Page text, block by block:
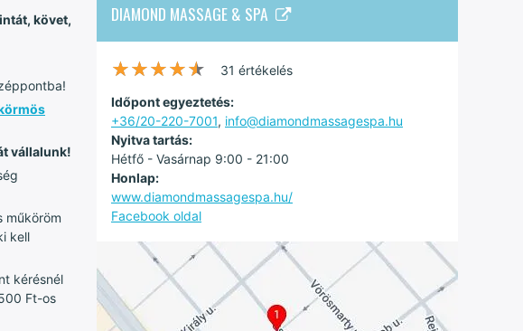
követ,
vállalunk!
műköröm
kell
kérésnél
Ft-os
DIAMOND MASSAGE & SPA
★★★★★
★★★★★ 31 értékelés
Időpont egyeztetés:
+36/20-220-7001, info@diamondmassagespa.hu
Nyitva tartás:
Hétfő - Vasárnap 9:00 - 21:00
Honlap:
www.diamondmassagespa.hu/
Facebook oldal